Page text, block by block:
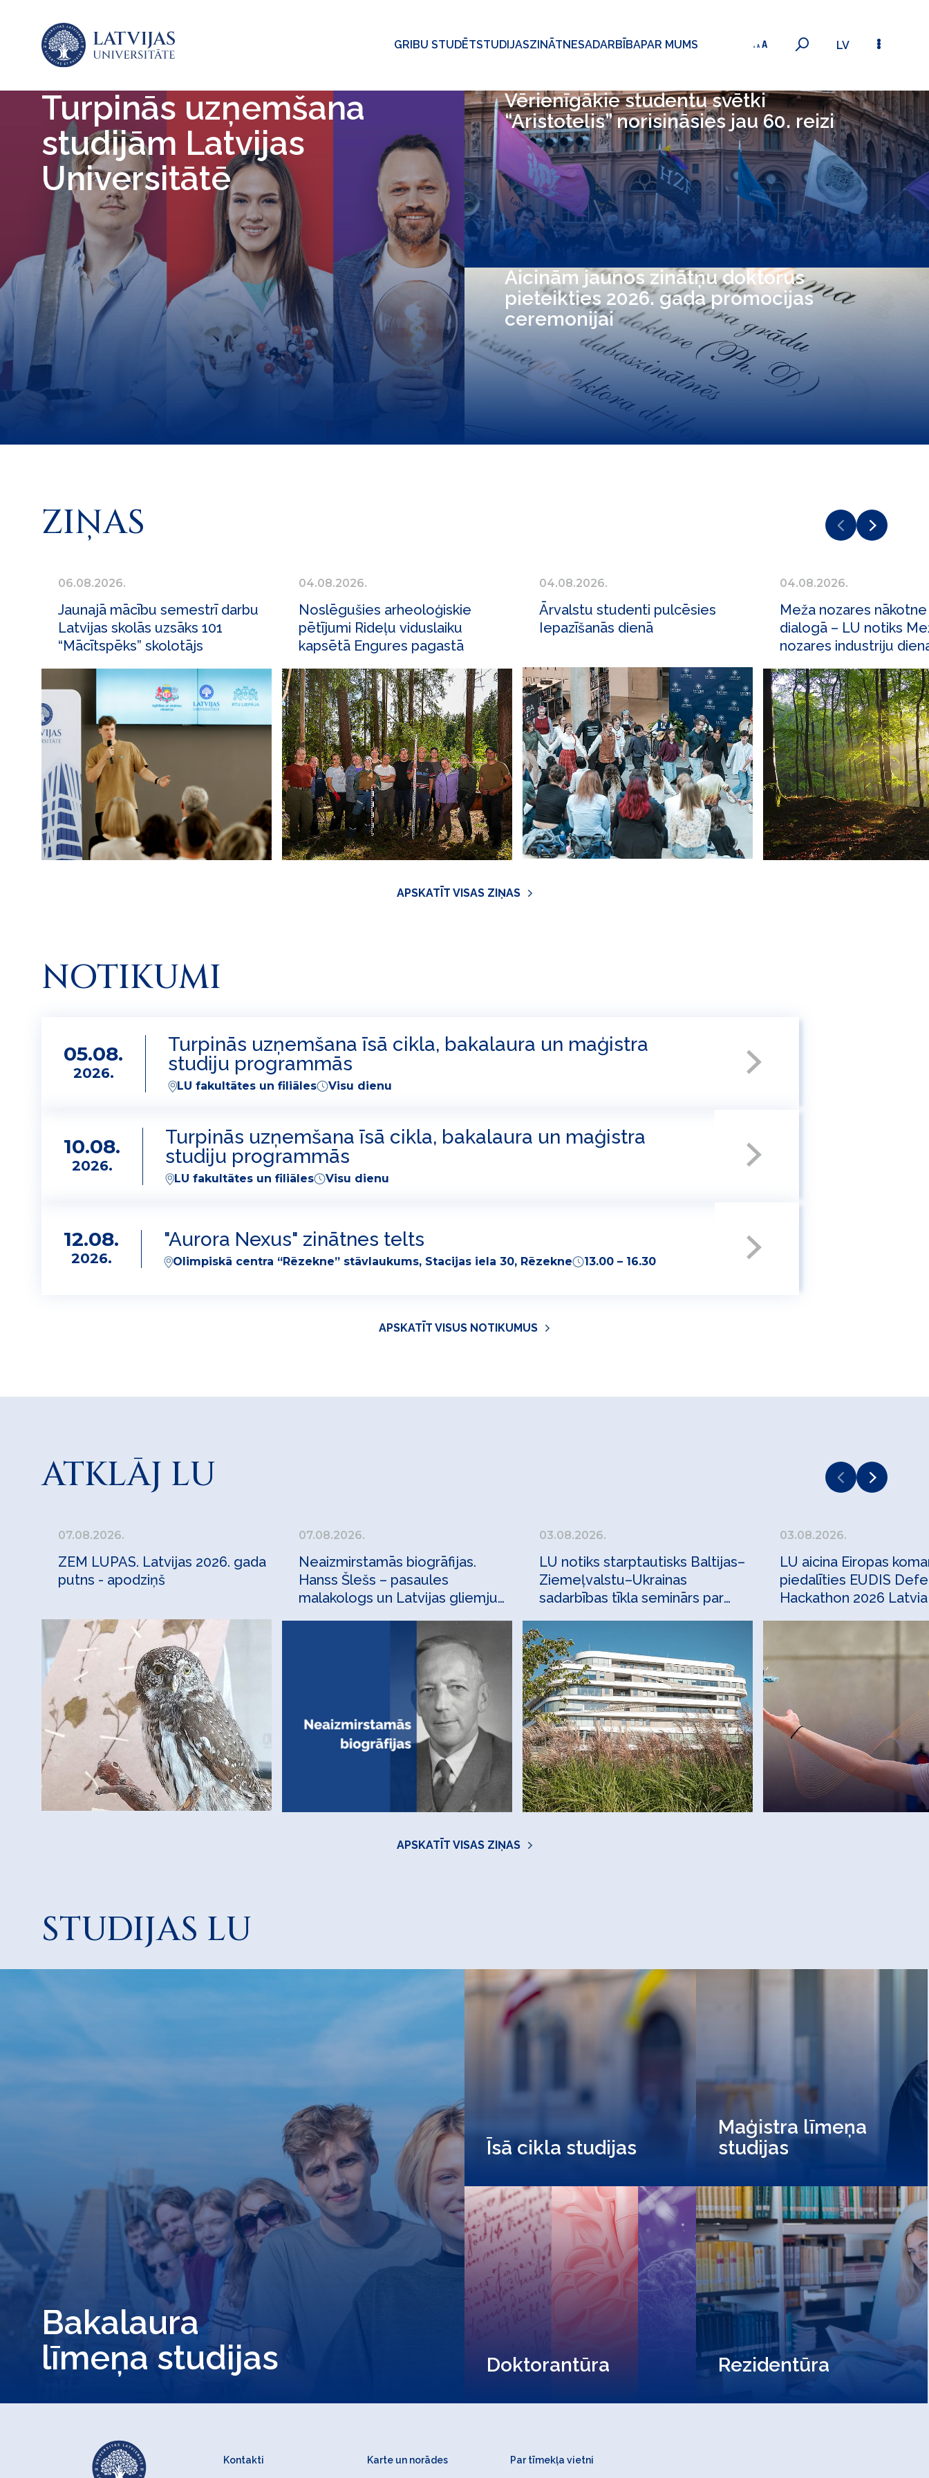
GRIBU STUDĒTSTUDIJASZINĀTNESADARBĪBAPAR MUMS LV
Turpinās uzņemšana
studijām Latvijas
Universitātē
Vērienīgākie studentu svētki
“Aristotelis” norisināsies jau 60. reizi
Aicinām jaunos zinātņu doktorus
pieteikties 2026. gada promocijas
ceremonijai
ZIŅAS
06.08.2026.
Jaunajā mācību semestrī darbu
Latvijas skolās uzsāks 101
“Mācītspēks” skolotājs
04.08.2026.
Noslēgušies arheoloģiskie
pētījumi Rideļu viduslaiku
kapsētā Engures pagastā
04.08.2026.
Ārvalstu studenti pulcēsies
Iepazīšanās dienā
04.08.2026.
Meža nozares nākotne
dialogā – LU notiks
nozares industriju
APSKATĪT VISAS ZIŅAS
NOTIKUMI
05.08.
2026.
Turpinās uzņemšana īsā cikla, bakalaura un maģistra
studiju programmās
LU fakultātes un filiāles Visu dienu
10.08.
2026.
Turpinās uzņemšana īsā cikla, bakalaura un maģistra
studiju programmās
LU fakultātes un filiāles Visu dienu
12.08.
2026.
"Aurora Nexus" zinātnes telts
Olimpiskā centra “Rēzekne” stāvlaukums, Stacijas iela 30, Rēzekne 13.00 – 16.30
APSKATĪT VISUS NOTIKUMUS
ATKLĀJ LU
07.08.2026.
ZEM LUPAS. Latvijas 2026. gada
putns - apodziņš
07.08.2026.
Neaizmirstamās biogrāfijas.
Hanss Šlešs – pasaules
malakologs un Latvijas gliemju
03.08.2026.
LU notiks starptautisks Baltijas–
Ziemeļvalstu–Ukrainas
sadarbības tīkla seminārs par
03.08.2026.
LU aicina Eiropas
piedalīties EUDIS
Hackathon 2026 Latvia
APSKATĪT VISAS ZIŅAS
STUDIJAS LU
Bakalaura
līmeņa studijas
Īsā cikla studijas
Maģistra līmeņa
studijas
Doktorantūra Rezidentūra
Kontakti Karte un norādes Par tīmekļa vietni